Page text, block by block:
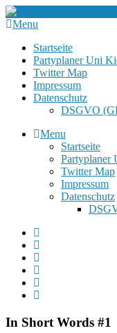
Menu
Startseite
Partyplaner Uni
Twitter Map
Impressum
Datenschutz
DSGVO
Menu
Startseite
Partyplaner
Twitter Map
Impressum
Datenschutz
In Short Words #1